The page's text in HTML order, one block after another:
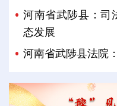
河南省武陟县：司
态发展
河南省武陟县法院